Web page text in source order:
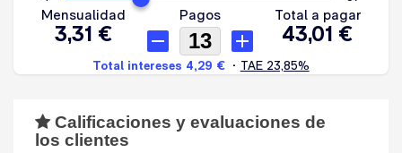
Calificaciones y evaluaciones de
los clientes